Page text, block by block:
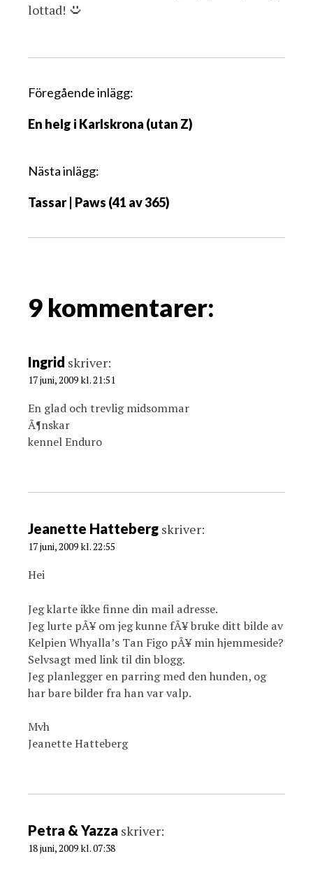
lottad!
I
l
g
s
a
g
a
i
o
Föregående inlägg:
En helg i Karlskrona (utan Z)
Nästa inlägg:
Tassar | Paws (41 av 365)
9 kommentarer:
Ingrid skriver:
17 juni, 2009 kl. 21:51
En glad och trevlig midsommar
Ã¶nskar
kennel Enduro
Jeanette Hatteberg skriver:
17 juni, 2009 kl. 22:55
Hei
Jeg klarte ikke finne din mail adresse.
Jeg lurte pÃ¥ om jeg kunne fÃ¥ bruke ditt bilde av
Kelpien Whyalla’s Tan Figo pÃ¥ min hjemmeside?
Selvsagt med link til din blogg.
Jeg planlegger en parring med den hunden, og
har bare bilder fra han var valp.
Mvh
Jeanette Hatteberg
Petra & Yazza skriver:
18 juni, 2009 kl. 07:38